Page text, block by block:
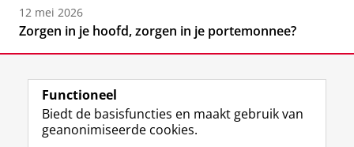
12 mei 2026
Zorgen in je hoofd, zorgen in je portemonnee?
Functioneel
Biedt de basisfuncties en maakt gebruik van
geanonimiseerde cookies.